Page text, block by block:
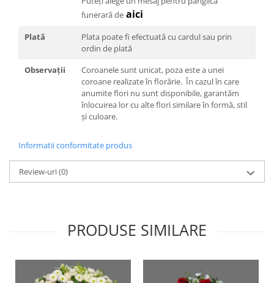
funerară de aici
Plată
Plata poate fi efectuată cu cardul sau prin
ordin de plată
Observații
Coroanele sunt unicat, poza este a unei
coroane realizate în florărie. În cazul în care
anumite flori nu sunt disponibile, garantăm
înlocuirea lor cu alte flori similare în formă, stil
și culoare.
Informatii conformitate produs
Review-uri(0)
PRODUSE SIMILARE